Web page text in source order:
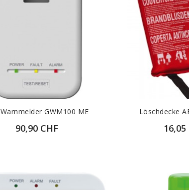
GWM100 ME
90,90 CHF
Löschdecke
16,05